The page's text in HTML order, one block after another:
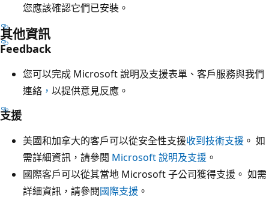
您應該確認它們已安裝。
其他資訊
Feedback
您可以完成 Microsoft 說明及支援表單、客戶服務與我們
連絡 ， 以提供意見反應。
支援
美國和加拿大的客戶可以從安全性支援收到技術支援 。 如
需詳細資訊，請參閱 Microsoft 說明及支援 。
國際客戶可以從其當地 Microsoft 子公司獲得支援。 如需
詳細資訊，請參閱國際支援 。